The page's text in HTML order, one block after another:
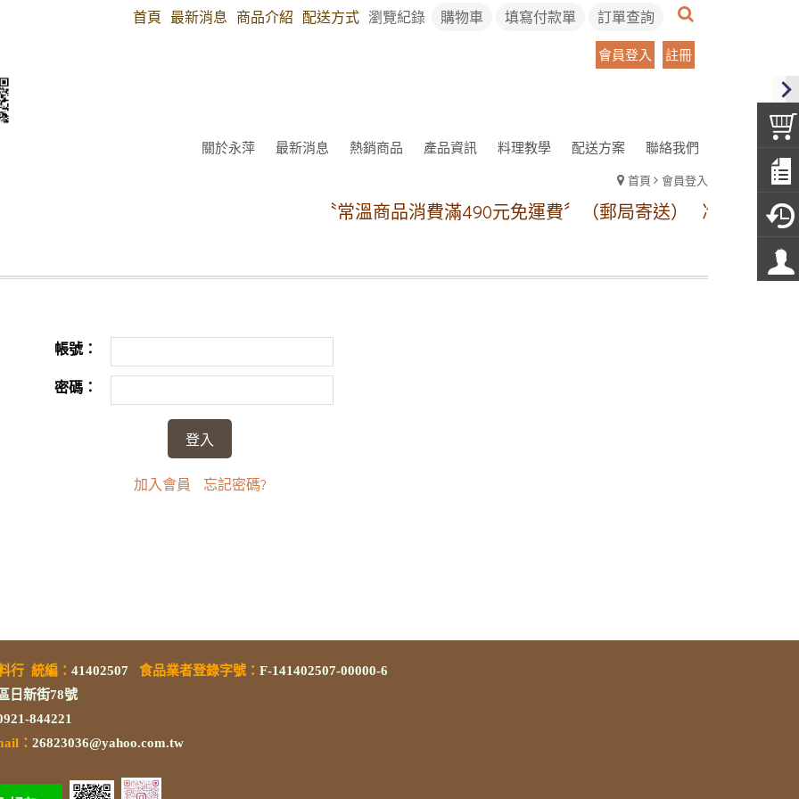
首頁 最新消息 商品介紹 配送方式 瀏覽紀錄 購物車 填寫付款單 訂單查詢
會員登入 註冊
關於永萍 最新消息 熱銷商品 產品資訊 料理教學 配送方案 聯絡我們
首頁 會員登入
〝常溫商品消費滿490元免運費〞（郵局寄送） 冷凍宅配方
帳號：
密碼：
加入會員 忘記密碼?
行 統編 ： 41402507 食品業者登錄字號 ： F-141402507-00000-6
日新街78號
844221
： 26823036@yahoo.com.tw